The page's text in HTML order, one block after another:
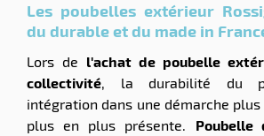
Les poubelles extérieur
du durable et du made in
Lors de l'achat de poubelle
collectivité, la durabilité du
intégration dans une démarche
plus en plus présente.